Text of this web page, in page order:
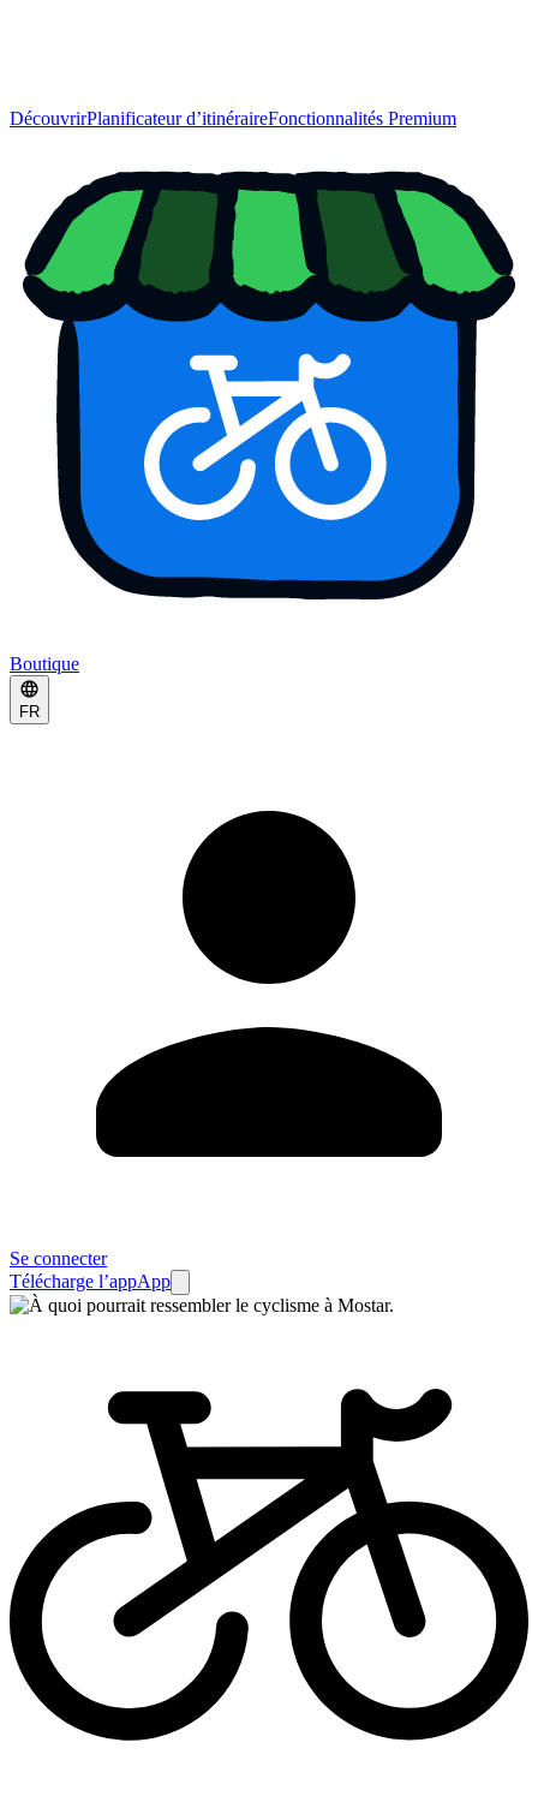
DécouvrirPlanificateur d’itinéraireFonctionnalités Premium
Boutique
FR
Se connecter
Télécharge l’appApp